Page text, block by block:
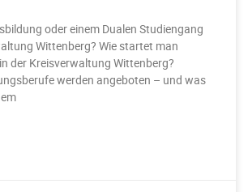
oder einem Dualen Studiengang
Wittenberg? Wie startet man
der Kreisverwaltung Wittenberg?
werden angeboten – und was